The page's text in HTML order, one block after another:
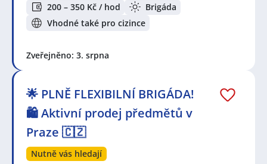
200 – 350 Kč / hod
Brigáda
Vhodné také pro cizince
Zveřejněno: 3. srpna
🌟 PLNĚ FLEXIBILNÍ BRIGÁDA!
🛍️ Aktivní prodej předmětů v
Praze 🇨🇿
Nutně vás hledají